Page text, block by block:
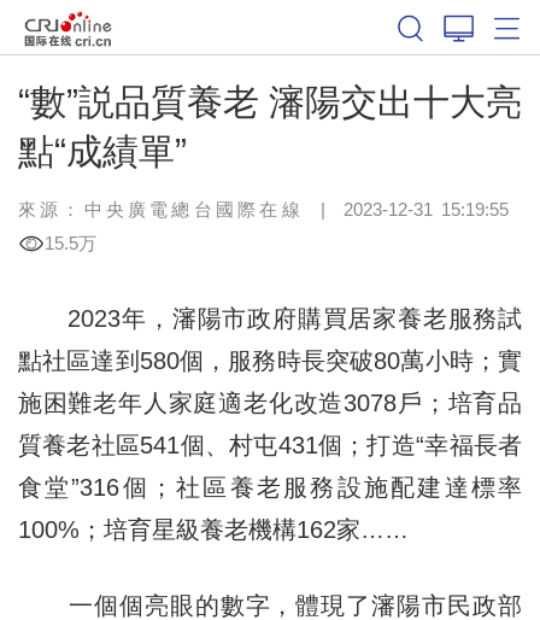
“數”説品質養老 瀋陽交出十大亮
點“成績單”
來源：中央廣電總台國際在線 | 2023-12-31 15:19:55
15.5万
2023年，瀋陽市政府購買居家養老服務試
點社區達到580個，服務時長突破80萬小時；實
施困難老年人家庭適老化改造3078戶；培育品
質養老社區541個、村屯431個；打造“幸福長者
食堂”316個；社區養老服務設施配建達標率
100%；培育星級養老機構162家……
一個個亮眼的數字，體現了瀋陽市民政部